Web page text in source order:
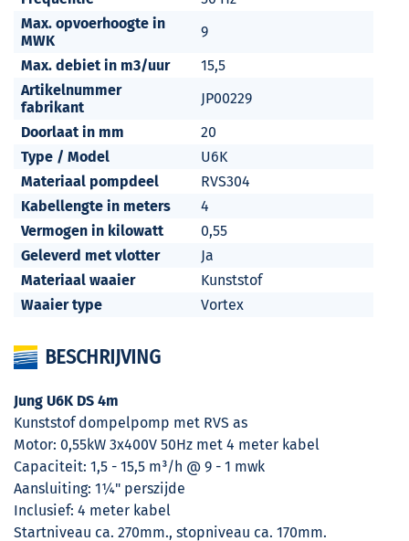
Max. opvoerhoogte in
MWK
9
Max. debiet in m3/uur
15,5
Artikelnummer
fabrikant
JP00229
Doorlaat in mm
20
Type / Model
U6K
Materiaal pompdeel
RVS304
Kabellengte in meters
4
Vermogen in kilowatt
0,55
Geleverd met vlotter
Ja
Materiaal waaier
Kunststof
Waaier type
Vortex
BESCHRIJVING
Jung U6K DS 4m
Kunststof dompelpomp met RVS as
Motor: 0,55kW 3x400V 50Hz met 4 meter kabel
Capaciteit: 1,5 - 15,5 m³/h @ 9 - 1 mwk
Aansluiting: 1¼" perszijde
Inclusief: 4 meter kabel
Startniveau ca. 270mm., stopniveau ca. 170mm.